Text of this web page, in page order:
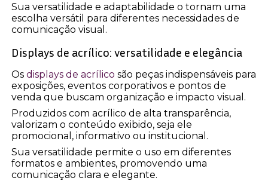
Sua versatilidade e adaptabilidade o tornam uma
escolha versátil para diferentes necessidades de
comunicação visual.
Displays de acrílico: versatilidade e elegância
Osdisplays de acrílico são peças indispensáveis para
exposições, eventos corporativos e pontos de
venda que buscam organização e impacto visual.
Produzidos com acrílico de alta transparência,
valorizam o conteúdo exibido, seja ele
promocional, informativo ou institucional.
Sua versatilidade permite o uso em diferentes
formatos e ambientes, promovendo uma
comunicação clara e elegante.